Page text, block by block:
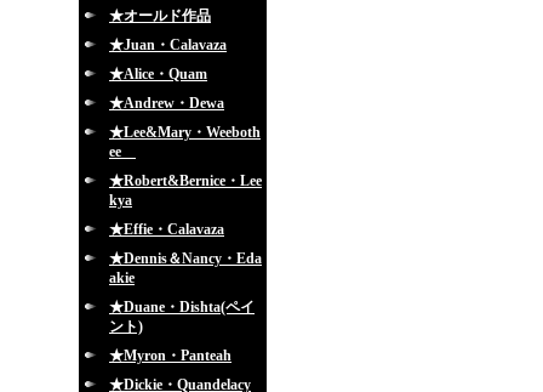
★オールド作品
★Juan・Calavaza
★Alice・Quam
★Andrew・Dewa
★Lee&Mary・Weeboth
ee
★Robert&Bernice・Lee
kya
★Effie・Calavaza
★Dennis＆Nancy・Eda
akie
★Duane・Dishta(ペイ
ント)
★Myron・Panteah
★Dickie・Quandelacy